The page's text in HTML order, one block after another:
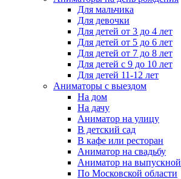
Для мальчика
Для девочки
Для детей от 3 до 4 лет
Для детей от 5 до 6 лет
Для детей от 7 до 8 лет
Для детей с 9 до 10 лет
Для детей 11-12 лет
Аниматоры с выездом
На дом
На дачу
Аниматор на улицу
В детский сад
В кафе или ресторан
Аниматор на свадьбу
Аниматор на выпускной
По Московской области